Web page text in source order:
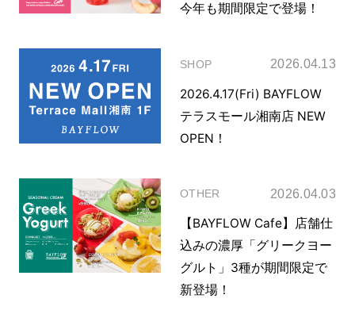
今年も期間限定で登場！
SHOP 2026.04.13
2026.4.17(Fri) BAYFLOW
テラスモール湘南店 NEW
OPEN！
OTHER 2026.04.03
【BAYFLOW Cafe】店舗仕
込みの濃厚「グリークヨー
グルト」3種が期間限定で
新登場！